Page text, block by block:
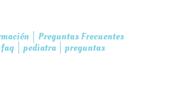
Preguntas Frecuentes
faq
pediatra preguntas